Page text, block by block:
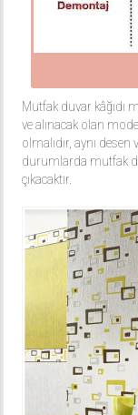
Mutfak duvar kâğıdı
ve alınacak olan
olmalıdır, aynı
durumlarda mutfak
çıkacaktır.